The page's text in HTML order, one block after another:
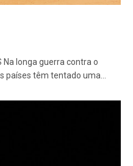
Na longa guerra contra o
países têm tentado uma…